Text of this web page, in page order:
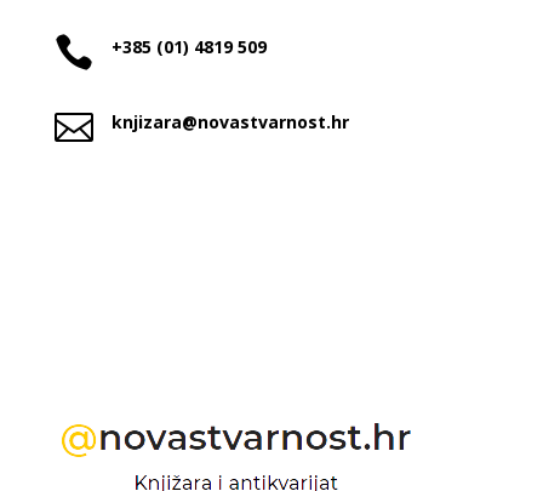
 +385 (01) 4819 509
 knjizara@novastvarnost.hr